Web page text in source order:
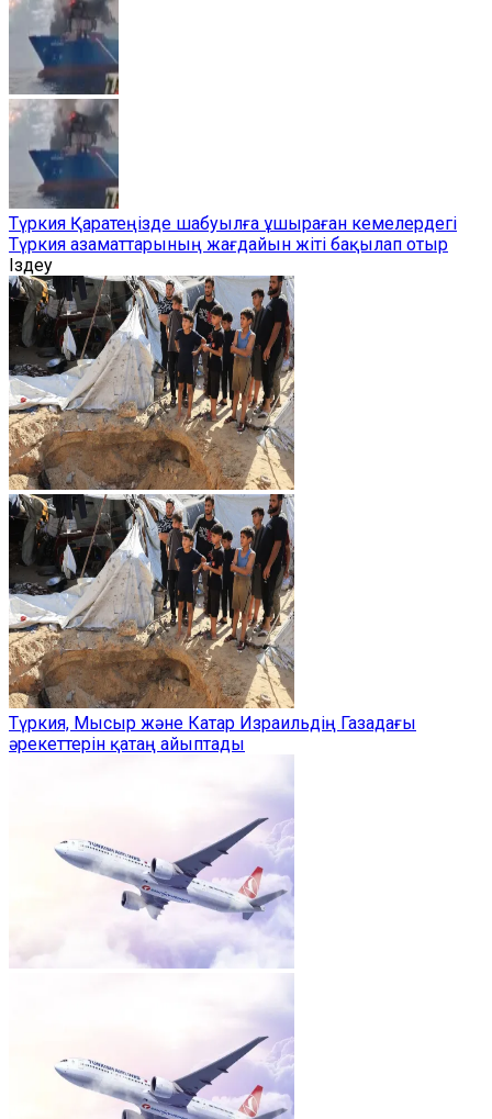
Түркия Қаратеңізде шабуылға ұшыраған кемелердегі
Түркия азаматтарының жағдайын жіті бақылап отыр
Іздеу
Түркия, Мысыр және Катар Израильдің Газадағы
әрекеттерін қатаң айыптады